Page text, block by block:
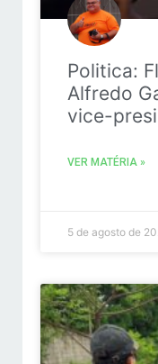
Politica:
Alfredo
vice-
VER MATÉRIA »
5 de agosto de